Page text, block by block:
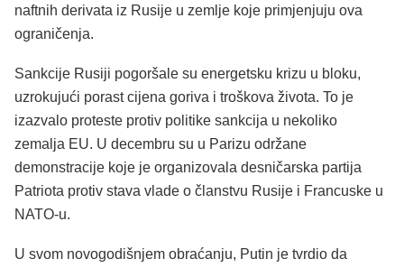
naftnih derivata iz Rusije u zemlje koje primjenjuju ova
ograničenja.
Sankcije Rusiji pogoršale su energetsku krizu u bloku,
uzrokujući porast cijena goriva i troškova života. To je
izazvalo proteste protiv politike sankcija u nekoliko
zemalja EU. U decembru su u Parizu održane
demonstracije koje je organizovala desničarska partija
Patriota protiv stava vlade o članstvu Rusije i Francuske u
NATO-u.
U svom novogodišnjem obraćanju, Putin je tvrdio da